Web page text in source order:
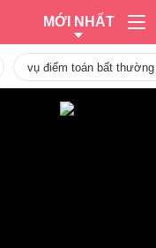
MỚI NHẤT
vụ điểm toán bất